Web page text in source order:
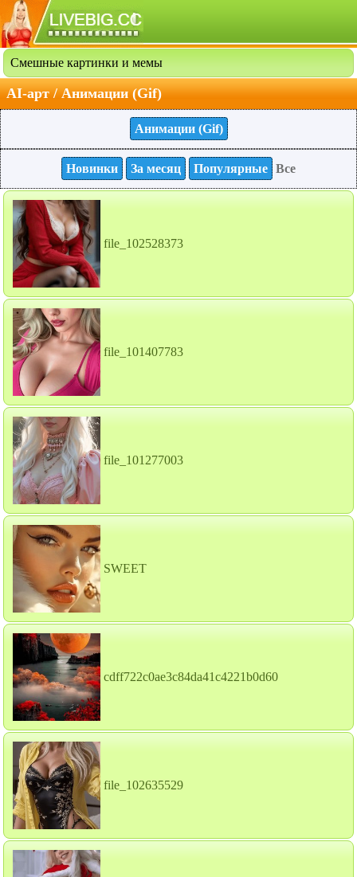
Смешные картинки и мемы
AI-арт / Анимации (Gif)
Анимации (Gif)
Новинки За месяц Популярные Все
file_102528373
file_101407783
file_101277003
SWEET
cdff722c0ae3c84da41c4221b0d60
file_102635529